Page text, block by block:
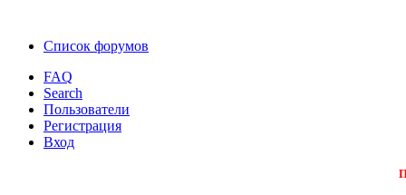
Список форумов
FAQ
Search
Пользователи
Регистрация
Вход